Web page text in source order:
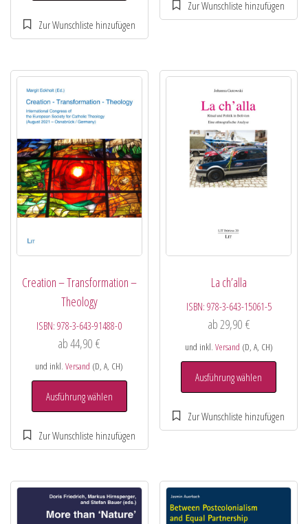
Creation – Transformation –
Theology
ISBN:978-3-643-91488-0
ab44,90€
und inkl.Versand (D, A, CH)
Ausführung wählen
La ch’alla
ISBN: 978-3-643-15061-5
ab 29,90 €
und inkl. Versand (D, A, CH)
Ausführung wählen